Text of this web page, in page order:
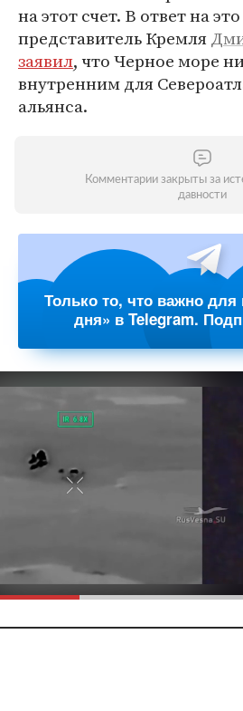
на этот счет. В ответ на
представитель Кремля
заявил, что Черное море
внутренним для
альянса.
Комментарии закрыты за
давности
Только то, что важно
дня» в Telegram.